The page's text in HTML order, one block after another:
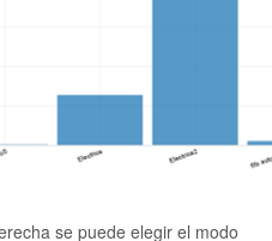
se puede elegir el modo